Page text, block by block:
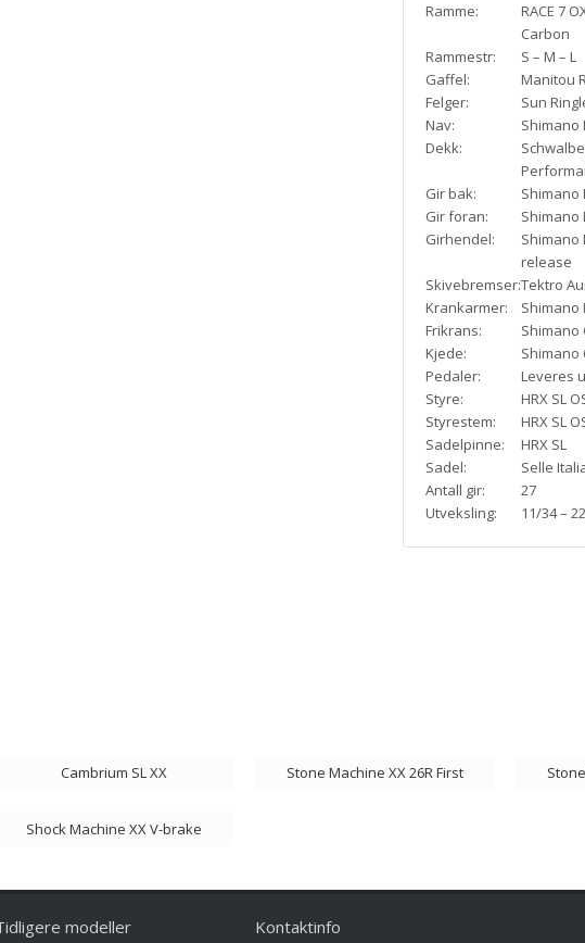
Ramme:
RACE 7
Carbon
Rammestr:
S – M – L
Gaffel:
Manitou
Felger:
Sun
Nav:
Shimano
Dekk:
Gir bak:
Shimano
Gir foran:
Shimano
Girhendel:
Shimano
release
Skivebremser:Tektro
Krankarmer:
Shimano
Frikrans:
Shimano
Kjede:
Shimano
Pedaler:
Leveres
Styre:
HRX SL
Styrestem:
HRX SL
Sadelpinne:
HRX SL
Sadel:
Selle
Antall gir:
27
Utveksling:
11/34 –
Cambrium SL XX Stone Machine XX 26R First
Shock Machine XX V-brake
modeller Kontaktinfo